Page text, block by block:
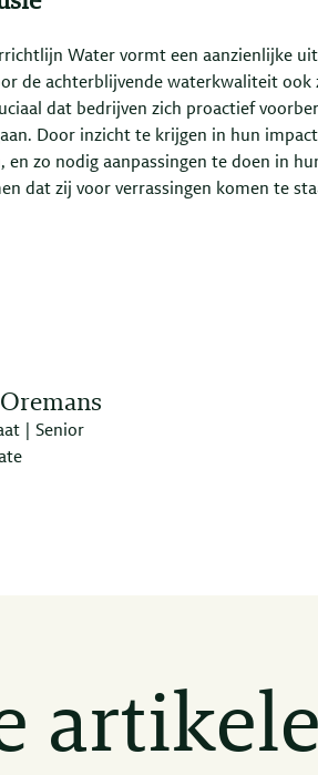
Water vormt een aanzienlijke
de achterblijvende waterkwaliteit ook
dat bedrijven zich proactief
Door inzicht te krijgen in hun
en zo nodig aanpassingen te doen in
dat zij voor verrassingen komen te
| Senior